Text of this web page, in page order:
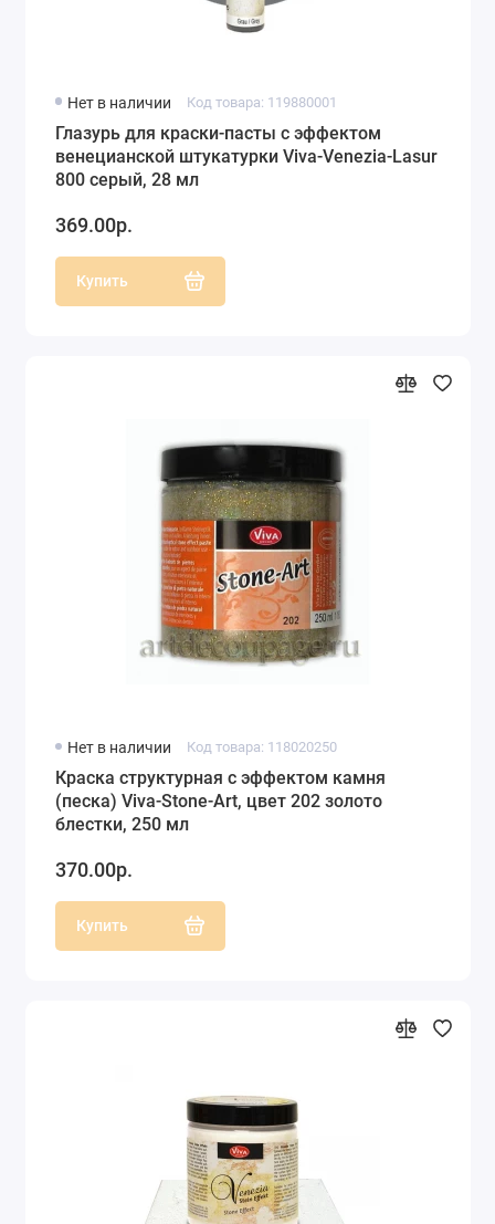
Нет в наличии Код товара: 119880001
Глазурь для краски-пасты с эффектом
венецианской штукатурки Viva-Venezia-Lasur
800 серый, 28 мл
369.00р.
Купить
Нет в наличии Код товара: 118020250
Краска структурная с эффектом камня
(песка) Viva-Stone-Art, цвет 202 золото
блестки, 250 мл
370.00р.
Купить